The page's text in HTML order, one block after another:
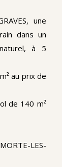
une
dans un
à 5
au prix de
de 140 m²
LES-